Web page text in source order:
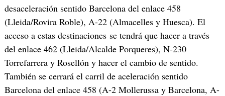
desaceleración sentido Barcelona del enlace 458
(Lleida/Rovira Roble), A-22 (Almacelles y Huesca). El
acceso a estas destinaciones se tendrá que hacer a través
del enlace 462 (Lleida/Alcalde Porqueres), N-230
Torrefarrera y Rosellón y hacer el cambio de sentido.
También se cerrará el carril de aceleración sentido
Barcelona del enlace 458 (A-2 Mollerussa y Barcelona, A-